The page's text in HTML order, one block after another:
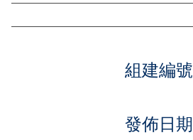
組建編號
發佈日期